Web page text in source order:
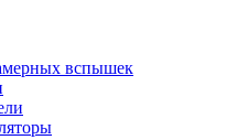
вспышек